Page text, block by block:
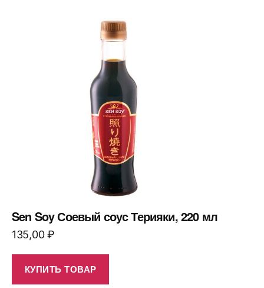
Sen Soy Соевый соус Терияки, 220 мл
135,00₽
КУПИТЬ ТОВАР